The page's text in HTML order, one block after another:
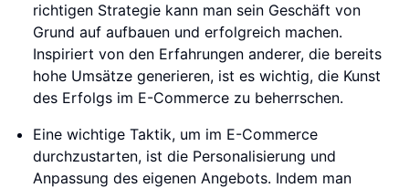
richtigen Strategie kann man sein Geschäft von
Grund auf aufbauen und erfolgreich machen.
Inspiriert von den Erfahrungen anderer, die bereits
hohe Umsätze generieren, ist es wichtig, die Kunst
des Erfolgs im E-Commerce zu beherrschen.
Eine wichtige Taktik, um im E-Commerce
durchzustarten, ist die Personalisierung und
Anpassung des eigenen Angebots. Indem man